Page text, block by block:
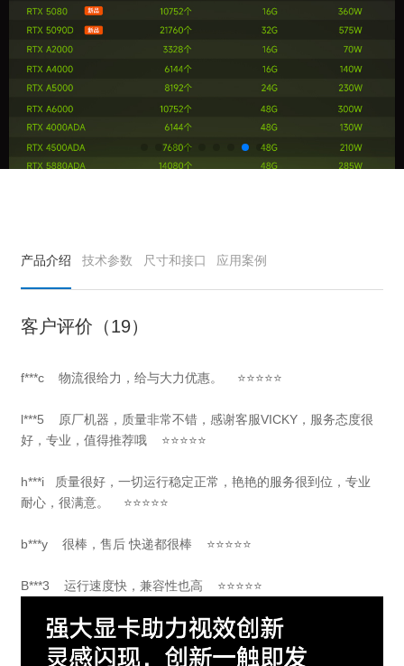
产品介绍 技术参数 尺寸和接口 应用案例
客户评价（19）
f***c 物流很给力，给与大力优惠。 ⭐⭐⭐⭐⭐
l***5 原厂机器，质量非常不错，感谢客服VICKY，服务态度很
好，专业，值得推荐哦 ⭐⭐⭐⭐⭐
h***i 质量很好，一切运行稳定正常，艳艳的服务很到位，专业
耐心，很满意。 ⭐⭐⭐⭐⭐
b***y 很棒，售后 快递都很棒 ⭐⭐⭐⭐⭐
B***3 运行速度快，兼容性也高 ⭐⭐⭐⭐⭐